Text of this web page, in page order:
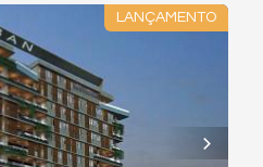
LANÇAMENTO